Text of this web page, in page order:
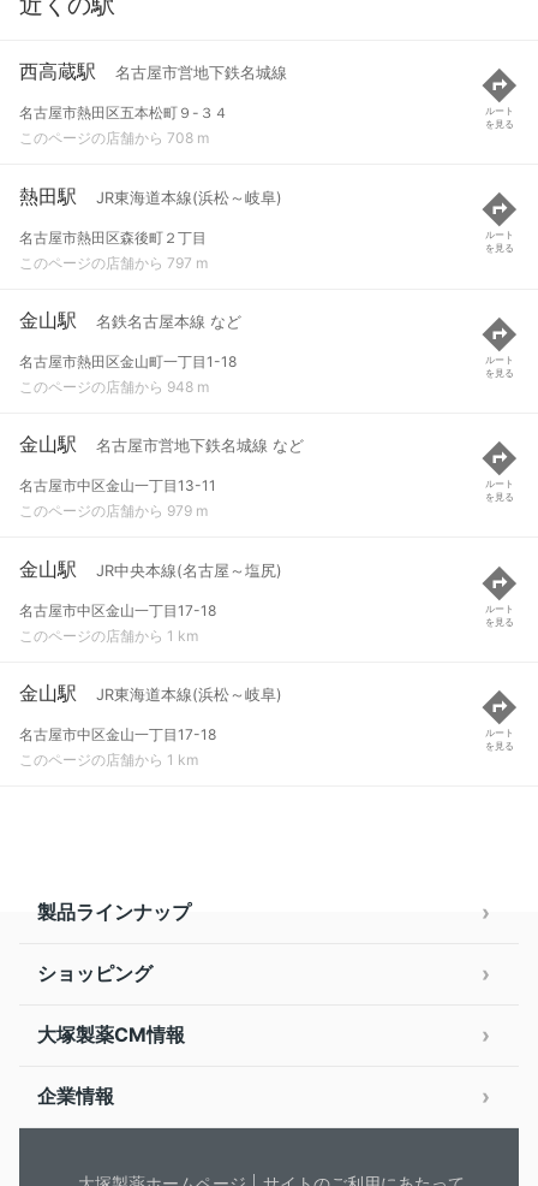
西高蔵駅 名古屋市営地下鉄名城線
名古屋市熱田区五本松町９-３４
このページの店舗から 708 m
ルート
を見る
熱田駅 JR東海道本線(浜松～岐阜)
名古屋市熱田区森後町２丁目
このページの店舗から 797 m
ルート
を見る
金山駅 名鉄名古屋本線 など
名古屋市熱田区金山町一丁目1-18
このページの店舗から 948 m
ルート
を見る
金山駅 名古屋市営地下鉄名城線 など
名古屋市中区金山一丁目13-11
このページの店舗から 979 m
ルート
を見る
金山駅 JR中央本線(名古屋～塩尻)
名古屋市中区金山一丁目17-18
このページの店舗から 1 km
ルート
を見る
金山駅 JR東海道本線(浜松～岐阜)
名古屋市中区金山一丁目17-18
このページの店舗から 1 km
ルート
を見る
製品ラインナップ
ショッピング
大塚製薬CM情報
企業情報